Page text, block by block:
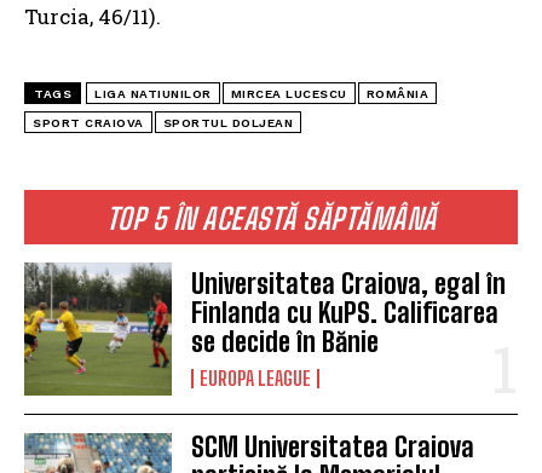
TOP 5 ÎN ACEASTĂ SĂPTĂMÂNĂ
Universitatea Craiova, egal în
Finlanda cu KuPS. Calificarea
se decide în Bănie
EUROPA LEAGUE
SCM Universitatea Craiova
Turcia, 46/11).
TAGS LIGA NATIUNILOR MIRCEA LUCESCU ROMÂNIA
SPORT CRAIOVA SPORTUL DOLJEAN